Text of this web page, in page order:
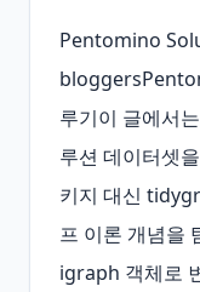
Pentomino
루기이 글에서
루션 데이터셋
키지 대신
프 이론 개념을
igraph 객체로